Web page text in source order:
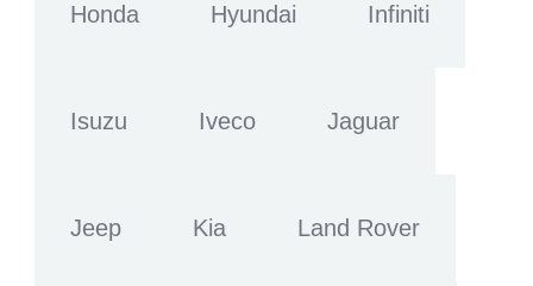
Honda Hyundai Infiniti
Isuzu Iveco Jaguar
Jeep Kia Land Rover